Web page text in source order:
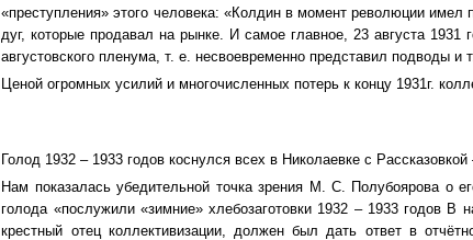
«преступления» этого человека: «Колдин в момент революции
дуг, которые продавал на рынке. И самое главное, 23 августа 1931
августовского пленума, т. е. несвоевременно представил подводы и
Ценой огромных усилий и многочисленных потерь к концу 1931г.
Голод 1932 – 1933 годов коснулся всех в Николаевке с
Нам показалась убедительной точка зрения М. С. Полубоярова о
голода «послужили «зимние» хлебозаготовки 1932 – 1933 годов
крестный отец коллективизации, должен был дать ответ в